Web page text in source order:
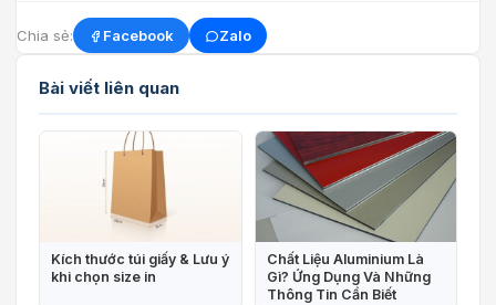
Chia sẻ: Facebook Zalo
Bài viết liên quan
Kích thước túi giấy & Lưu ý
khi chọn size in
Chất Liệu Aluminium Là
Gì? Ứng Dụng Và Những
Thông Tin Cần Biết